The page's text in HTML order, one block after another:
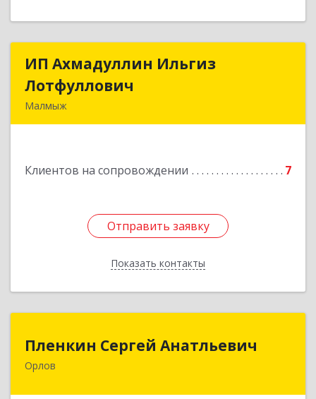
ИП Ахмадуллин Ильгиз
Лотфуллович
Малмыж
Клиентов на сопровождении 7
Отправить заявку
Показать контакты
ИП Ахмадуллин Ильгиз
Подробнее
Отправить заявку
Назад
Пленкин Сергей Анатльевич
Орлов
Пленкин Сергей Анатльевич